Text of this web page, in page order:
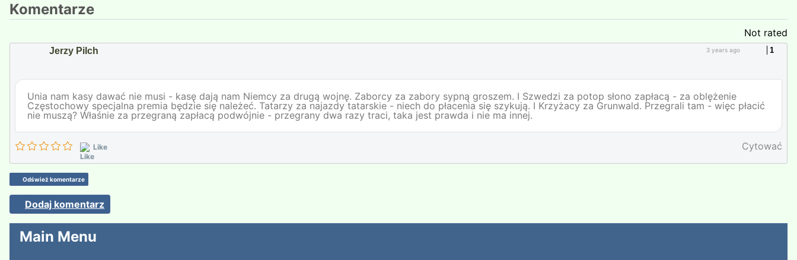
Main Menu
Komentarze
Not rated
1
Jerzy Pilch 3 years ago
Unia nam kasy dawać nie musi - kasę dają nam Niemcy za drugą wojnę. Zaborcy za zabory sypną groszem. I Szwedzi za potop słono zapłacą - za oblężenie
Częstochowy specjalna premia będzie się należeć. Tatarzy za najazdy tatarskie - niech do płacenia się szykują. I Krzyżacy za Grunwald. Przegrali tam - więc płacić
nie muszą? Właśnie za przegraną zapłacą podwójnie - przegrany dwa razy traci, taka jest prawda i nie ma innej.
Like Cytować
Odśwież komentarze
Dodaj komentarz